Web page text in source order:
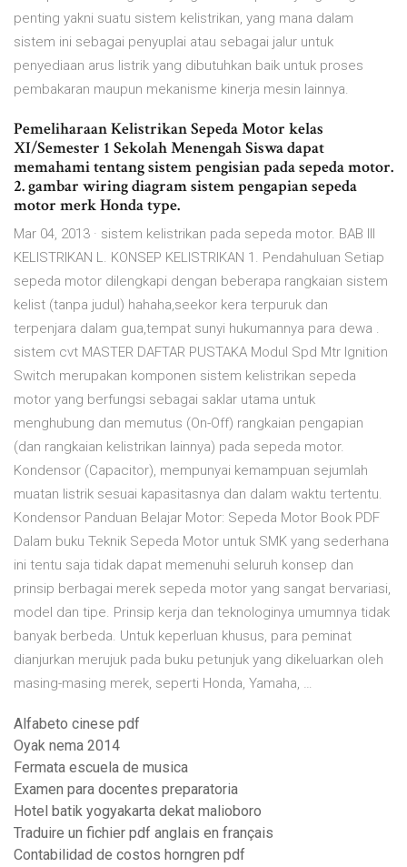
penting yakni suatu sistem kelistrikan, yang mana dalam
sistem ini sebagai penyuplai atau sebagai jalur untuk
penyediaan arus listrik yang dibutuhkan baik untuk proses
pembakaran maupun mekanisme kinerja mesin lainnya.
Pemeliharaan Kelistrikan Sepeda Motor kelas
XI/Semester 1 Sekolah Menengah Siswa dapat
memahami tentang sistem pengisian pada sepeda motor.
2. gambar wiring diagram sistem pengapian sepeda
motor merk Honda type.
Mar 04, 2013 · sistem kelistrikan pada sepeda motor. BAB III
KELISTRIKAN L. KONSEP KELISTRIKAN 1. Pendahuluan Setiap
sepeda motor dilengkapi dengan beberapa rangkaian sistem
kelist (tanpa judul) hahaha,seekor kera terpuruk dan
terpenjara dalam gua,tempat sunyi hukumannya para dewa .
sistem cvt MASTER DAFTAR PUSTAKA Modul Spd Mtr Ignition
Switch merupakan komponen sistem kelistrikan sepeda
motor yang berfungsi sebagai saklar utama untuk
menghubung dan memutus (On-Off) rangkaian pengapian
(dan rangkaian kelistrikan lainnya) pada sepeda motor.
Kondensor (Capacitor), mempunyai kemampuan sejumlah
muatan listrik sesuai kapasitasnya dan dalam waktu tertentu.
Kondensor Panduan Belajar Motor: Sepeda Motor Book PDF
Dalam buku Teknik Sepeda Motor untuk SMK yang sederhana
ini tentu saja tidak dapat memenuhi seluruh konsep dan
prinsip berbagai merek sepeda motor yang sangat bervariasi,
model dan tipe. Prinsip kerja dan teknologinya umumnya tidak
banyak berbeda. Untuk keperluan khusus, para peminat
dianjurkan merujuk pada buku petunjuk yang dikeluarkan oleh
masing-masing merek, seperti Honda, Yamaha, …
Alfabeto cinese pdf
Oyak nema 2014
Fermata escuela de musica
Examen para docentes preparatoria
Hotel batik yogyakarta dekat malioboro
Traduire un fichier pdf anglais en français
Contabilidad de costos horngren pdf